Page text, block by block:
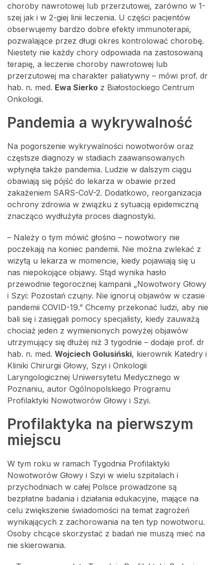
choroby nawrotowej lub przerzutowej, zarówno w 1-
szej jak i w 2-giej linii leczenia. U części pacjentów
obserwujemy bardzo dobre efekty immunoterapii,
pozwalające przez długi okres kontrolować chorobę.
Niestety nie każdy chory odpowiada na zastosowaną
terapię, a leczenie choroby nawrotowej lub
przerzutowej ma charakter paliatywny – mówi prof. dr
hab. n. med. Ewa Sierko z Białostockiego Centrum
Onkologii.
Pandemia a wykrywalność
Na pogorszenie wykrywalności nowotworów oraz
częstsze diagnozy w stadiach zaawansowanych
wpłynęła także pandemia. Ludzie w dalszym ciągu
obawiają się pójść do lekarza w obawie przed
zakażeniem SARS-CoV-2. Dodatkowo, reorganizacja
ochrony zdrowia w związku z sytuacją epidemiczną
znacząco wydłużyła proces diagnostyki.
– Należy o tym mówić głośno – nowotwory nie
poczekają na koniec pandemii. Nie można zwlekać z
wizytą u lekarza w momencie, kiedy pojawiają się u
nas niepokojące objawy. Stąd wynika hasło
przewodnie tegorocznej kampanii „Nowotwory Głowy
i Szyi: Pozostań czujny. Nie ignoruj objawów w czasie
pandemii COVID-19.” Chcemy przekonać ludzi, aby nie
bali się i zasięgali pomocy specjalisty, kiedy zauważą
chociaż jeden z wymienionych powyżej objawów
utrzymujący się dłużej niż 3 tygodnie – dodaje prof. dr
hab. n. med. Wojciech Golusiński, kierownik Katedry i
Kliniki Chirurgii Głowy, Szyi i Onkologii
Laryngologicznej Uniwersytetu Medycznego w
Poznaniu, autor Ogólnopolskiego Programu
Profilaktyki Nowotworów Głowy i Szyi.
Profilaktyka na pierwszym
miejscu
W tym roku w ramach Tygodnia Profilaktyki
Nowotworów Głowy i Szyi w wielu szpitalach i
przychodniach w całej Polsce prowadzone są
bezpłatne badania i działania edukacyjne, mające na
celu zwiększenie świadomości na temat zagrożeń
wynikających z zachorowania na ten typ nowotworu.
Osoby chcące skorzystać z badań nie muszą mieć na
nie skierowania.